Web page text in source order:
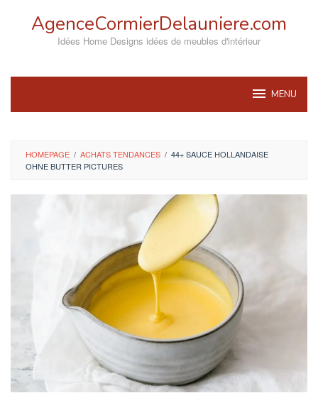
AgenceCormierDelauniere.com
Idées Home Designs idées de meubles d'intérieur
MENU
HOMEPAGE / ACHATS TENDANCES / 44+ SAUCE HOLLANDAISE
OHNE BUTTER PICTURES